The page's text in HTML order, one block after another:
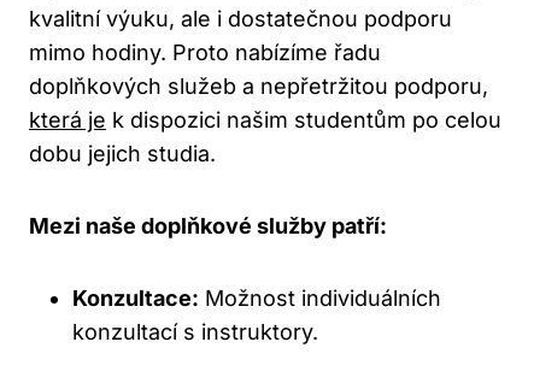
kvalitní výuku, ale i dostatečnou podporu
mimo hodiny. Proto nabízíme řadu
doplňkových služeb a nepřetržitou podporu,
která je k dispozici našim studentům po celou
dobu jejich studia.
Mezi naše doplňkové služby patří:
Konzultace: Možnost individuálních
konzultací s instruktory.